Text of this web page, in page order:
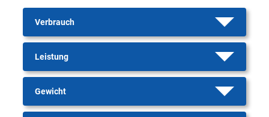
Verbrauch
Leistung
Gewicht